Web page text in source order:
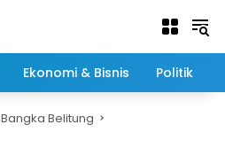
Ekonomi & Bisnis Politik
Bangka Belitung